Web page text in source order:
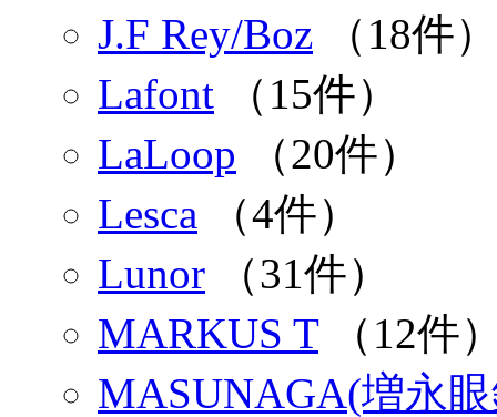
J.F Rey/Boz （18件）
Lafont （15件）
LaLoop （20件）
Lesca （4件）
Lunor （31件）
MARKUS T（12件
MASUNAGA(増永